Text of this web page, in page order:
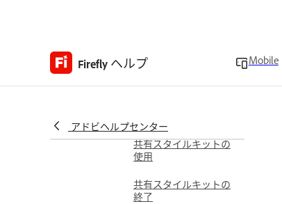
Firefly ヘルプ Mobile
アドビヘルプセンター
スタイルキットを使用した共
同作業
スタイルキットの概要
共有スタイルキットの
使用
共有スタイルキットの
終了